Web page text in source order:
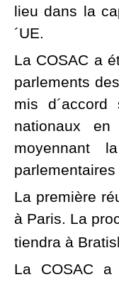
lieu dans la
´UE.
La COSAC a
parlements
mis
nationaux
moyennant
La première
à Paris. La
tiendra à
La COSAC